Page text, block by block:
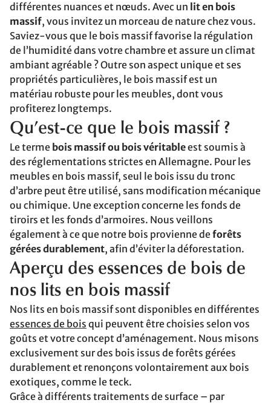
différentes nuances et nœuds. Avec un lit en bois
massif, vous invitez un morceau de nature chez vous.
Saviez-vous que le bois massif favorise la régulation
de l’humidité dans votre chambre et assure un climat
ambiant agréable ? Outre son aspect unique et ses
propriétés particulières, le bois massif est un
matériau robuste pour les meubles, dont vous
profiterez longtemps.
Qu’est-ce que le bois massif ?
Le terme bois massif ou bois véritableest soumis à
des réglementations strictes en Allemagne. Pour les
meubles en bois massif, seul le bois issu du tronc
d’arbre peut être utilisé, sans modification mécanique
ou chimique. Une exception concerne les fonds de
tiroirs et les fonds d’armoires. Nous veillons
également à ce que notre bois provienne deforêts
gérées durablement, afin d’éviter la déforestation.
Aperçu des essences de bois de
nos lits en bois massif
Nos lits en bois massif sont disponibles en différentes
essences de bois qui peuvent être choisies selon vos
goûts et votre concept d’aménagement. Nous misons
exclusivement sur des bois issus de forêts gérées
durablement et renonçons volontairement aux bois
exotiques, comme le teck.
Grâce à différents traitements de surface – par